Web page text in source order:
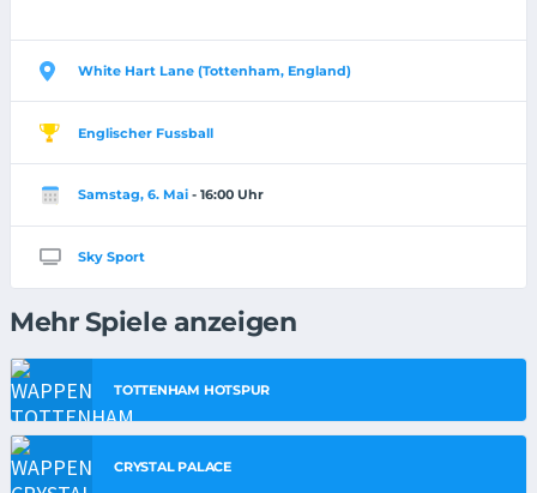
White Hart Lane (Tottenham, England)
Englischer Fussball
Samstag, 6. Mai - 16:00 Uhr
Sky Sport
Mehr Spiele anzeigen
TOTTENHAM HOTSPUR
CRYSTAL PALACE